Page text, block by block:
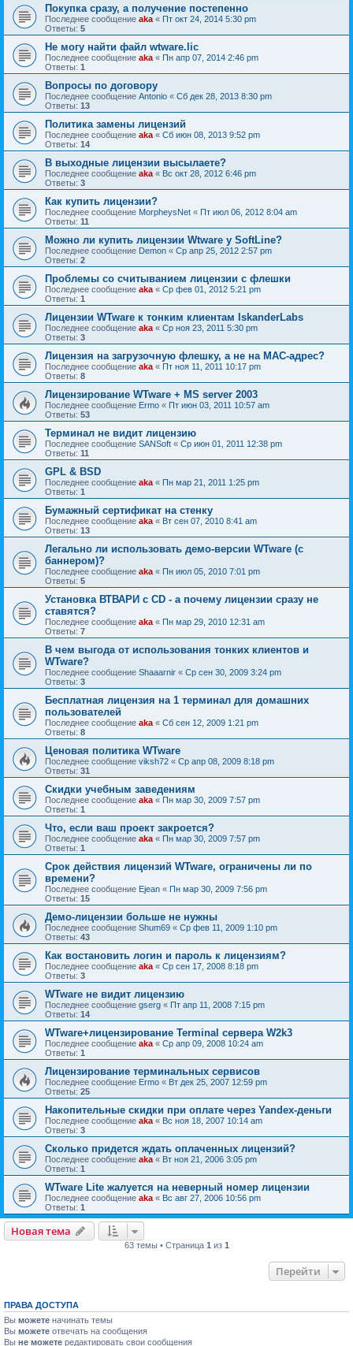
Покупка сразу, а получение постепенно
Последнее сообщение aka « Пт окт 24, 2014 5:30 pm
Ответы: 5
Не могу найти файл wtware.lic
Последнее сообщение aka « Пн апр 07, 2014 2:46 pm
Ответы: 1
Вопросы по договору
Последнее сообщение Antonio « Сб дек 28, 2013 8:30 pm
Ответы: 13
Политика замены лицензий
Последнее сообщение aka « Сб июн 08, 2013 9:52 pm
Ответы: 14
В выходные лицензии высылаете?
Последнее сообщение aka « Вс окт 28, 2012 6:46 pm
Ответы: 3
Как купить лицензии?
Последнее сообщение MorpheysNet « Пт июл 06, 2012 8:04 am
Ответы: 11
Можно ли купить лицензии Wtware у SoftLine?
Последнее сообщение Demon « Ср апр 25, 2012 2:57 pm
Ответы: 2
Проблемы со считыванием лицензии с флешки
Последнее сообщение aka « Ср фев 01, 2012 5:21 pm
Ответы: 1
Лицензии WTware к тонким клиентам IskanderLabs
Последнее сообщение aka « Ср ноя 23, 2011 5:30 pm
Ответы: 3
Лицензия на загрузочную флешку, а не на MAC-адрес?
Последнее сообщение aka « Пт ноя 11, 2011 10:17 pm
Ответы: 8
Лицензирование WTware + MS server 2003
Последнее сообщение Ermo « Пт июн 03, 2011 10:57 am
Ответы: 53
Терминал не видит лицензию
Последнее сообщение SANSoft « Ср июн 01, 2011 12:38 pm
Ответы: 11
GPL & BSD
Последнее сообщение aka « Пн мар 21, 2011 1:25 pm
Ответы: 1
Бумажный сертификат на стенку
Последнее сообщение aka « Вт сен 07, 2010 8:41 am
Ответы: 13
Легально ли использовать демо-версии WTware (с
баннером)?
Последнее сообщение aka « Пн июл 05, 2010 7:01 pm
Ответы: 5
Установка ВТВАРИ с CD - а почему лицензии сразу не
ставятся?
Последнее сообщение aka « Пн мар 29, 2010 12:31 am
Ответы: 7
В чем выгода от использования тонких клиентов и
WTware?
Последнее сообщение Shaaarnir « Ср сен 30, 2009 3:24 pm
Ответы: 3
Бесплатная лицензия на 1 терминал для домашних
пользователей
Последнее сообщение aka « Сб сен 12, 2009 1:21 pm
Ответы: 8
Ценовая политика WTware
Последнее сообщение viksh72 « Ср апр 08, 2009 8:18 pm
Ответы: 31
Скидки учебным заведениям
Последнее сообщение aka « Пн мар 30, 2009 7:57 pm
Ответы: 1
Что, если ваш проект закроется?
Последнее сообщение aka « Пн мар 30, 2009 7:57 pm
Ответы: 1
Срок действия лицензий WTware, ограничены ли по
времени?
Последнее сообщение Ejean « Пн мар 30, 2009 7:56 pm
Ответы: 15
Демо-лицензии больше не нужны
Последнее сообщение Shum69 « Ср фев 11, 2009 1:10 pm
Ответы: 43
Как востановить логин и пароль к лицензиям?
Последнее сообщение aka « Ср сен 17, 2008 8:18 pm
Ответы: 3
WTware не видит лицензию
Последнее сообщение gserg « Пт апр 11, 2008 7:15 pm
Ответы: 14
WTware+лицензирование Terminal сервера W2k3
Последнее сообщение aka « Ср апр 09, 2008 10:24 am
Ответы: 1
Лицензирование терминальных сервисов
Последнее сообщение Ermo « Вт дек 25, 2007 12:59 pm
Ответы: 25
Накопительные скидки при оплате через Yandex-деньги
Последнее сообщение aka « Вс ноя 18, 2007 10:14 am
Ответы: 3
Сколько придется ждать оплаченных лицензий?
Последнее сообщение aka « Вт ноя 21, 2006 3:05 pm
Ответы: 1
WTware Lite жалуется на неверный номер лицензии
Последнее сообщение aka « Вс авг 27, 2006 10:56 pm
Ответы: 1
Новая тема
63 темы • Страница 1 из 1
Перейти
ПРАВА ДОСТУПА
Вы можете начинать темы
Вы можете отвечать на сообщения
Вы не можете редактировать свои сообщения